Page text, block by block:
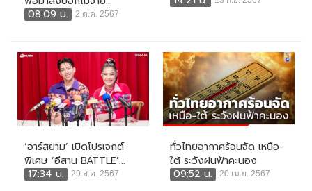
08:09 น.
2 ต.ค. 2567
‘อาร์สยาม’ เปิดโปรเจกต์
พิเศษ ‘อีสาน BATTLE’...
17:34 น.
29 ส.ค. 2567
ทั่วไทยอากาศร้อนจัด เหนือ-
ใต้ ระวังฝนฟ้าคะนอง
09:52 น.
20 เม.ย. 2567